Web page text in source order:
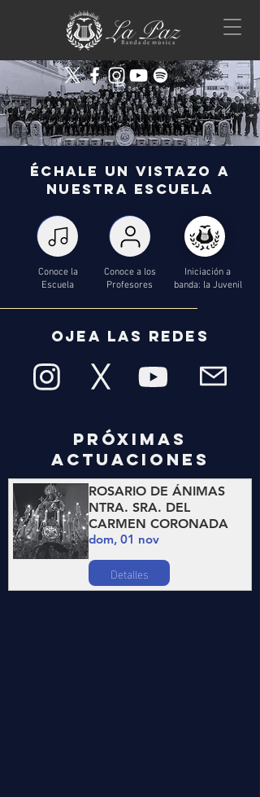
ÉCHALE UN VISTAZO A
NUESTRA ESCUELA
Conoce la
Escuela
Conoce a los
Profesores
Iniciación a
banda: la Juvenil
ojea las redes
PRÓXIMAS
ACTUACIONES
ROSARIO DE ÁNIMAS
NTRA. SRA. DEL
CARMEN CORONADA
dom, 01 nov
Detalles